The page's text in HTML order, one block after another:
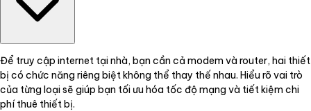
Để truy cập internet tại nhà, bạn cần cả modem và router, hai thiết
bị có chức năng riêng biệt không thể thay thế nhau. Hiểu rõ vai trò
của từng loại sẽ giúp bạn tối ưu hóa tốc độ mạng và tiết kiệm chi
phí thuê thiết bị.